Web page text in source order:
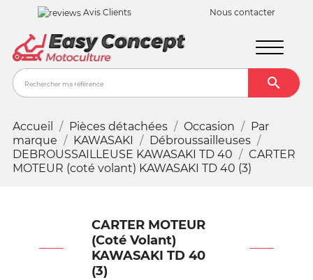
Avis Clients Nous contacter

Accueil Pièces détachées Occasion
Par
marque
KAWASAKI
Débroussailleuses
DEBROUSSAILLEUSE KAWASAKI TD 40
CARTER
MOTEUR (coté volant) KAWASAKI TD 40 (3)
CARTER MOTEUR
(coté Volant)
KAWASAKI TD 40
(3)